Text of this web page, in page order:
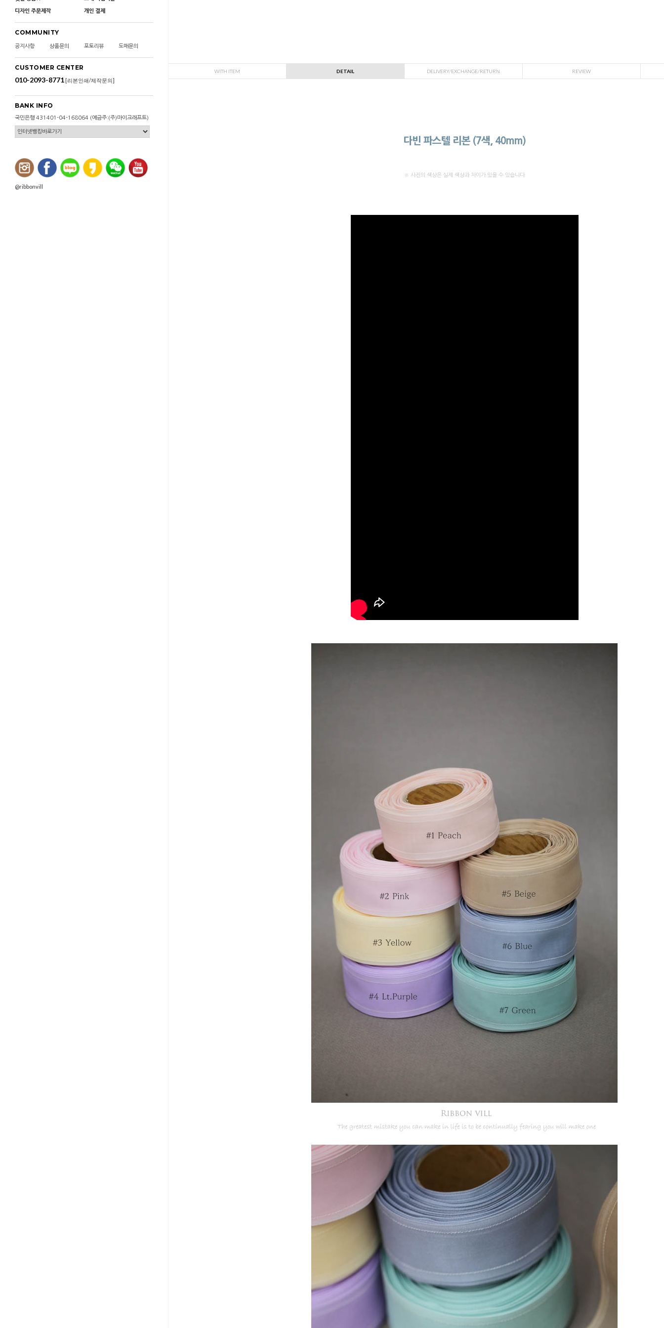
디자인 주문제작 개인 결제
COMMUNITY
공지사항 상품문의 포토리뷰 도매문의
CUSTOMER CENTER
010-2093-8771 [리본인쇄/제작문의]
BANK INFO
국민은행 431401-04-168064 (예금주:(주)마이크래프트)
@ribbonvill
WITH ITEM DETAIL DELIVERY/EXCHANGE/RETURN REVIEW
다빈 파스텔 리본 (7색, 40mm)
※ 사진의 색상은 실제 색상과 차이가 있을 수 있습니다